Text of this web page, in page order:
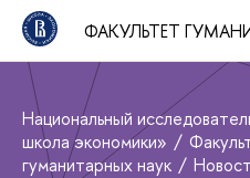
ФАКУЛЬТЕТ
Национальный
школа экономики»
гуманитарных наук